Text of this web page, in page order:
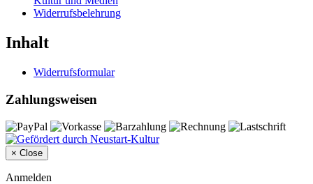
Widerrufsbelehrung
Inhalt
Widerrufsformular
Zahlungsweisen
× Close
Anmelden